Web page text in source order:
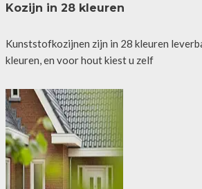
Kozijn in 28 kleuren
Kunststofkozijnen zijn in 28 kleuren
kleuren, en voor hout kiest u zelf